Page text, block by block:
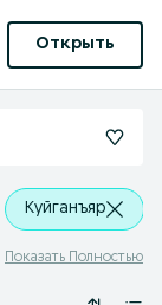
Открыть
Куйганъяр
Показать Полностью